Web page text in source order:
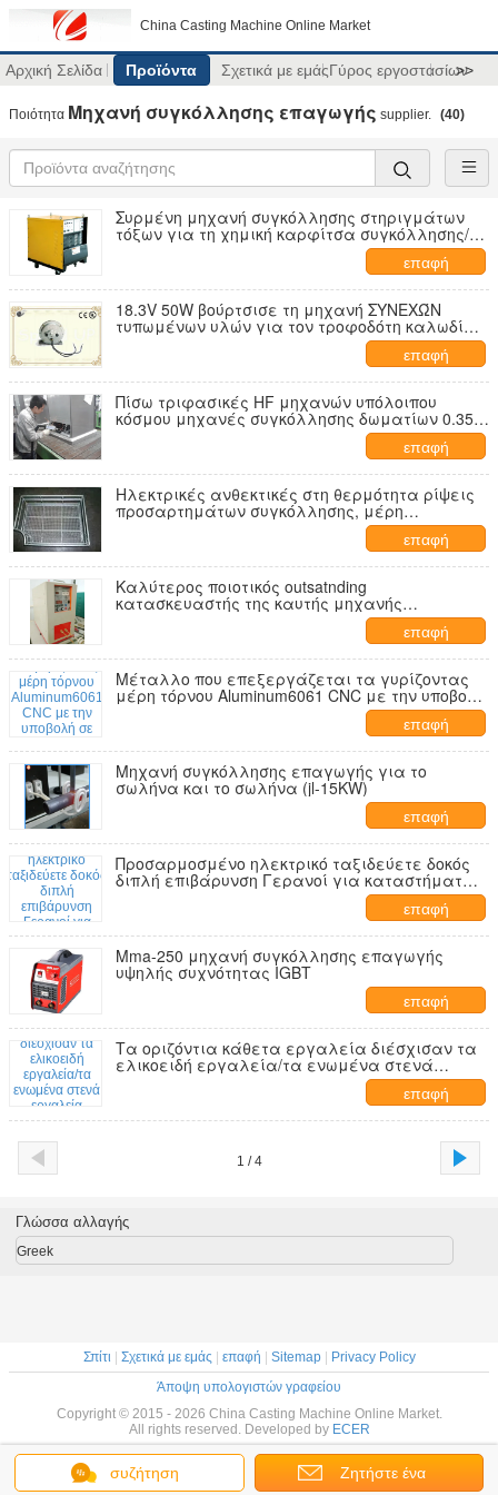
China Casting Machine Online Market
Αρχική Σελίδα Προϊόντα Σχετικά με εμάςΓύρος εργοστασίων
>>
Ποιότητα Μηχανή συγκόλλησης επαγωγής supplier. (40)
Συρμένη μηχανή συγκόλλησης στηριγμάτων
τόξων για τη χημική καρφίτσα συγκόλλησης/
επαφή
18.3V 50W βούρτσισε τη μηχανή ΣΥΝΕΧΏΝ
τυπωμένων υλών για τον τροφοδότη καλωδίων,
επίπεδη σερβο μηχανή μηχανών εκτύπωσης
επαφή
Πίσω τριφασικές HF μηχανών υπόλοιπου
κόσμου μηχανές συγκόλλησης δωματίων 0.35 ~
επαφή
Ηλεκτρικές ανθεκτικές στη θερμότητα ρίψεις
προσαρτημάτων συγκόλλησης, μέρη
επαφή
Καλύτερος ποιοτικός outsatnding
κατασκευαστής της καυτής μηχανής
συγκόλλησης επαγωγής υψηλής συχνότητας
επαφή
Μέταλλο που επεξεργάζεται τα γυρίζοντας
μέρη τόρνου Aluminum6061 CNC με την υποβολή
σε ανοδική οξείδωση φύσης στη μηχανή
επαφή
Μηχανή συγκόλλησης επαγωγής για το
σωλήνα και το σωλήνα (jl-15KW)
επαφή
Προσαρμοσμένο ηλεκτρικό ταξιδεύετε δοκός
διπλή επιβάρυνση Γερανοί για καταστήματα
επαφή
Mma-250 μηχανή συγκόλλησης επαγωγής
υψηλής συχνότητας IGBT
επαφή
Τα οριζόντια κάθετα εργαλεία διέσχισαν τα
ελικοειδή εργαλεία/τα ενωμένα στενά
εργαλεία φλαντζών γραναζιών ραφιών
επαφή
1 / 4
συζήτηση Ζητήστε ένα
Γλώσσα αλλαγής
Greek
Σπίτι Σχετικά με εμάς επαφή Sitemap|
Privacy Policy
Άποψη υπολογιστών γραφείου
Copyright © 2015 - 2026 China Casting Machine Online Market.
All rights reserved. Developed by ECER